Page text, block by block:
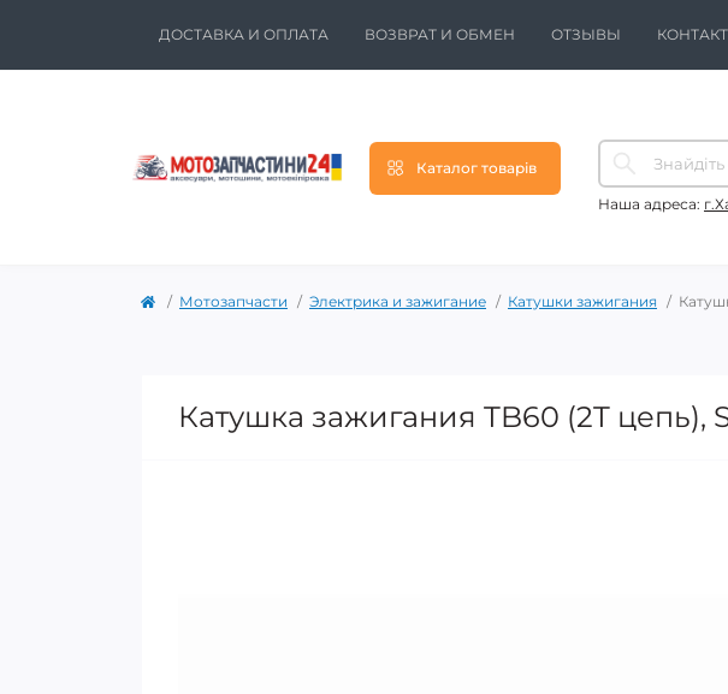
ДОСТАВКА И ОПЛАТА ВОЗВРАТ И ОБМЕН ОТЗЫВЫ
Каталог товарів
Наша адреса:
Мотозапчасти Электрика и зажигание Катушки зажигания
Катушка зажигания TB60 (2T цепь),